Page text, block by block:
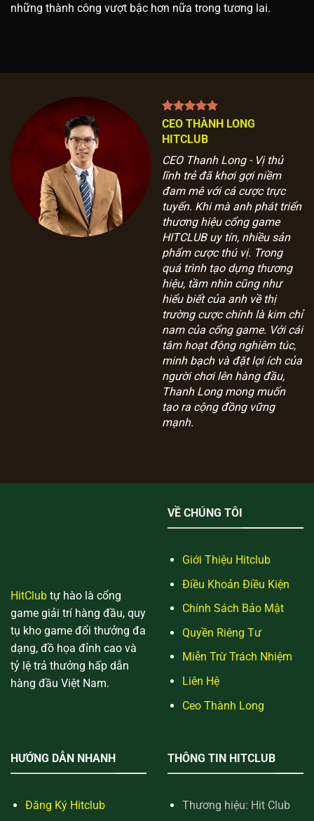
những thành công vượt bậc hơn nữa trong tương lai.
CEO THÀNH LONG
HITCLUB
CEO Thanh Long - Vị thủ
lĩnh trẻ đã khơi gợi niềm
đam mê với cá cược trực
tuyến. Khi mà anh phát triển
thương hiệu cổng game
HITCLUB uy tín, nhiều sản
phẩm cược thú vị. Trong
quá trình tạo dựng thương
hiệu, tầm nhìn cũng như
hiểu biết của anh về thị
trường cược chính là kim chỉ
nam của cổng game. Với cái
tâm hoạt động nghiêm túc,
minh bạch và đặt lợi ích của
người chơi lên hàng đầu,
Thanh Long mong muốn
tạo ra cộng đồng vững
mạnh.
HitClub tự hào là cổng
game giải trí hàng đầu, quy
tụ kho game đổi thưởng đa
dạng, đồ họa đỉnh cao và
tỷ lệ trả thưởng hấp dẫn
hàng đầu Việt Nam.
VỀ CHÚNG TÔI
Giới Thiệu Hitclub
Điều Khoản Điều Kiện
Chính Sách Bảo Mật
Quyền Riêng Tư
Miễn Trừ Trách Nhiệm
Liên Hệ
Ceo Thành Long
HƯỚNG DẪN NHANH
Đăng Ký Hitclub
THÔNG TIN HITCLUB
Thương hiệu: Hit Club